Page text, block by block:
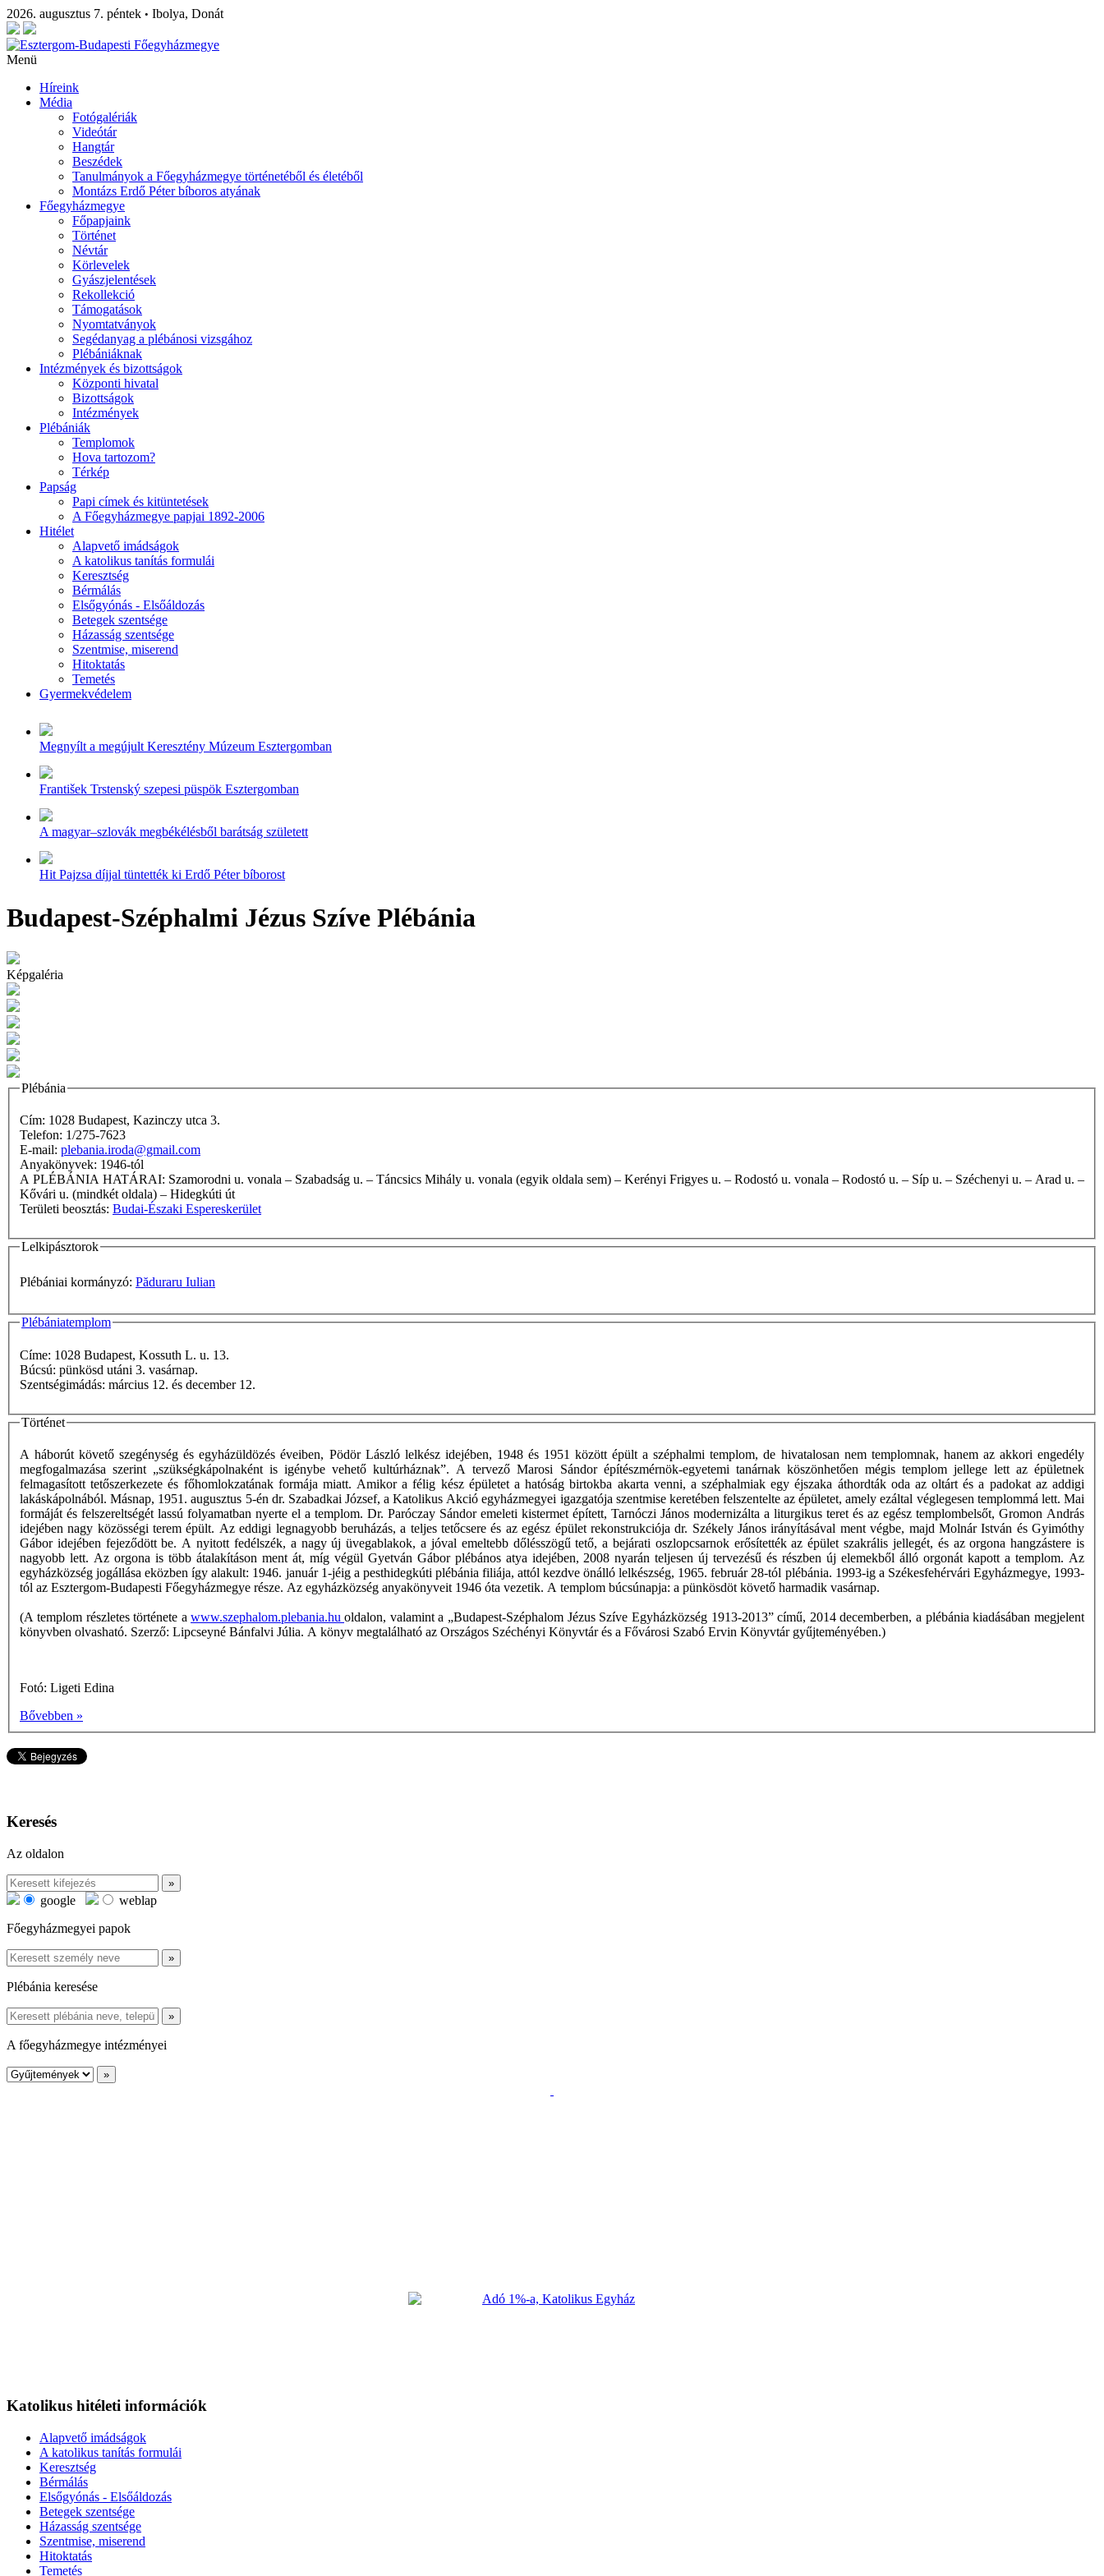
2026. augusztus 7. péntek • Ibolya, Donát
Menü
Híreink
Média
Fotógalériák
Videótár
Hangtár
Beszédek
Tanulmányok a Főegyházmegye történetéből és életéből
Montázs Erdő Péter bíboros atyának
Főegyházmegye
Főpapjaink
Történet
Névtár
Körlevelek
Gyászjelentések
Rekollekció
Támogatások
Nyomtatványok
Segédanyag a plébánosi vizsgához
Plébániáknak
Intézmények és bizottságok
Központi hivatal
Bizottságok
Intézmények
Plébániák
Templomok
Hova tartozom?
Térkép
Papság
Papi címek és kitüntetések
A Főegyházmegye papjai 1892-2006
Hitélet
Alapvető imádságok
A katolikus tanítás formulái
Keresztség
Bérmálás
Elsőgyónás - Elsőáldozás
Betegek szentsége
Házasság szentsége
Szentmise, miserend
Hitoktatás
Temetés
Gyermekvédelem
Megnyílt a megújult Keresztény Múzeum Esztergomban
František Trstenský szepesi püspök Esztergomban
A magyar–szlovák megbékélésből barátság született
Hit Pajzsa díjjal tüntették ki Erdő Péter bíborost
Budapest-Széphalmi Jézus Szíve Plébánia
Képgaléria
Plébánia
Cím: 1028 Budapest, Kazinczy utca 3.
Telefon: 1/275-7623
E-mail: plebania.iroda@gmail.com
Anyakönyvek: 1946-tól
A PLÉBÁNIA HATÁRAI: Szamorodni u. vonala – Szabadság u. – Táncsics Mihály u. vonala (egyik oldala sem) – Kerényi Frigyes u. – Rodostó u. vonala – Rodostó u. – Síp u. – Széchenyi u. – Arad u. –
Kővári u. (mindkét oldala) – Hidegkúti út
Területi beosztás: Budai-Északi Espereskerület
Lelkipásztorok
Plébániai kormányzó: Păduraru Iulian
Plébániatemplom
Címe: 1028 Budapest, Kossuth L. u. 13.
Búcsú: pünkösd utáni 3. vasárnap.
Szentségimádás: március 12. és december 12.
Történet
A háborút követő szegénység és egyházüldözés éveiben, Pödör László lelkész idejében, 1948 és 1951 között épült a széphalmi templom, de hivatalosan nem templomnak, hanem az akkori engedély
megfogalmazása szerint „szükségkápolnaként is igénybe vehető kultúrháznak”. A tervező Marosi Sándor építészmérnök-egyetemi tanárnak köszönhetően mégis templom jellege lett az épületnek
felmagasított tetőszerkezete és főhomlokzatának formája miatt. Amikor a félig kész épületet a hatóság birtokba akarta venni, a széphalmiak egy éjszaka áthordták oda az oltárt és a padokat az addigi
lakáskápolnából. Másnap, 1951. augusztus 5-én dr. Szabadkai József, a Katolikus Akció egyházmegyei igazgatója szentmise keretében felszentelte az épületet, amely ezáltal véglegesen templommá lett. Mai
formáját és felszereltségét lassú folyamatban nyerte el a templom. Dr. Paróczay Sándor emeleti kistermet épített, Tarnóczi János modernizálta a liturgikus teret és az egész templombelsőt, Gromon András
idejében nagy közösségi terem épült. Az eddigi legnagyobb beruházás, a teljes tetőcsere és az egész épület rekonstrukciója dr. Székely János irányításával ment végbe, majd Molnár István és Gyimóthy
Gábor idejében fejeződött be. A nyitott fedélszék, a nagy új üvegablakok, a jóval emeltebb dőlésszögű tető, a bejárati oszlopcsarnok erősítették az épület szakrális jellegét, és az orgona hangzástere is
nagyobb lett. Az orgona is több átalakításon ment át, míg végül Gyetván Gábor plébános atya idejében, 2008 nyarán teljesen új tervezésű és részben új elemekből álló orgonát kapott a templom. Az
egyházközség jogállása eközben így alakult: 1946. január 1-jéig a pesthidegkúti plébánia filiája, attól kezdve önálló lelkészség, 1965. február 28-tól plébánia. 1993-ig a Székesfehérvári Egyházmegye, 1993-
tól az Esztergom-Budapesti Főegyházmegye része. Az egyházközség anyakönyveit 1946 óta vezetik. A templom búcsúnapja: a pünkösdöt követő harmadik vasárnap.
(A templom részletes története a www.szephalom.plebania.hu oldalon, valamint a „Budapest-Széphalom Jézus Szíve Egyházközség 1913-2013” című, 2014 decemberben, a plébánia kiadásában megjelent
könyvben olvasható. Szerző: Lipcseyné Bánfalvi Júlia. A könyv megtalálható az Országos Széchényi Könyvtár és a Fővárosi Szabó Ervin Könyvtár gyűjteményében.)
Fotó: Ligeti Edina
Bővebben »
Keresés
Az oldalon
google
weblap
Főegyházmegyei papok
Plébánia keresése
A főegyházmegye intézményei
Katolikus hitéleti információk
Alapvető imádságok
A katolikus tanítás formulái
Keresztség
Bérmálás
Elsőgyónás - Elsőáldozás
Betegek szentsége
Házasság szentsége
Szentmise, miserend
Hitoktatás
Temetés